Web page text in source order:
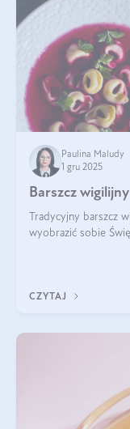
Paulina Maludy
1 gru 2025
Barszcz
Tradycyjny barszcz
wyobrazić sobie
CZYTAJ